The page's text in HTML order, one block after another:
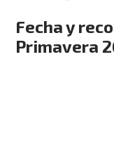
Fecha y
Primavera